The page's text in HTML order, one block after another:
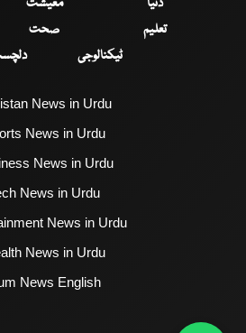
تعلیم
صحت
ٹیکنالوجی
News in Urdu
News in Urdu
News in Urdu
News in Urdu
News in Urdu
News in Urdu
News English